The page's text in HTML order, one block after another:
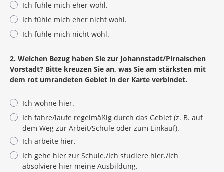
Ich fühle mich eher wohl.
Ich fühle mich eher nicht wohl.
Ich fühle mich nicht wohl.
2. Welchen Bezug haben Sie zur Johannstadt/Pirnaischen
Vorstadt? Bitte kreuzen Sie an, was Sie am stärksten mit
dem rot umrandeten Gebiet in der Karte verbindet.
Ich wohne hier.
Ich fahre/laufe regelmäßig durch das Gebiet (z. B. auf
dem Weg zur Arbeit/Schule oder zum Einkauf).
Ich arbeite hier.
Ich gehe hier zur Schule./Ich studiere hier./Ich
absolviere hier meine Ausbildung.